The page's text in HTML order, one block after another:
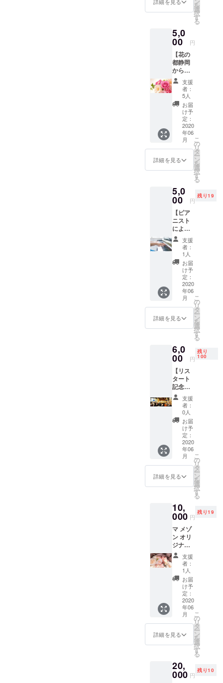
「スタジオ
診療カウン
セラーで専
任のヘアメ
イクアー
ティスト岡
本佳子が代
表のブライ
ダルエステ
「このはの
さくや」
静岡で音響
の仕事をし
てきた、音
大出身ピア
チーフウエ
ディングプ
ランナー「K
－affetto」
結婚式に欠
かせない装
花を担当す
るフラワー
ネーター
「ブルーイ
ンミッチェ
ル」
するのは、
日本屈指の
グランメゾ
ンで修業し
た目黒研一
料理長の
「シェ・モ
ンピエー
等の皆さん
と協力し
て、プロ
ジェクトを
推進してま
内容に
したが
い、ご
予約し
ていた
だける
システ
ムで
す。
MENU
乾杯
酒ワン
ドリン
ク付き
・ア
ミュー
ズ ・季
せ3～5
品 ・本
日のメ
イン料
理 ・パ
ン ・デ
セール
（お選
びいた
だける
盛り合
わせ）
・コー
ヒー 店
舗住所
静岡市
駿河区
駐車場
完備 ※
店舗ま
での交
通費は
ご負担
いただ
きま
す。
サービ
スが特
いてい
ます。
親しい
方とお
二人で
ゆった
りと、
「マ メ
ゾン」
シェフ
特製ラ
ンチを
お楽し
みくだ
さい。
※2020
年6月に
ケット
をお届
けしま
す。 こ
ちらの
チケッ
トは、
複数の
購入も
可能で
す。 チ
ケット
記載の
内容に
したが
い、ご
予約し
ムで
す。
MENU
乾杯
酒ワン
ドリン
ク付き
・ア
ミュー
ズ ・季
節の前
菜 盛
り合わ
せ3～5
イン料
理 ・パ
（お選
びいた
だける
盛り合
わせ）
・コー
ヒー 店
舗住所
静岡県
静岡市
駿河区
登呂2-
14-16
駐車場
完備 ※
での交
通費は
きま
す。
を
選
択
す
る
5,0
00 円
【花の
都静岡
から大
切な方
へ花束
を！】
お茶だ
けじゃ
ない！
実は静
岡県は
ガーベ
ラの生
産が全
国1位、
またバ
産も全
国2位で
す。そ
んな花
の都か
ら、
ガーベ
ラとバ
ラを束
ねた花
束をお
届けい
たしま
す。 希
望のお
日にち
にお届
おすそ
わけで
す♪ ※お
好きな
花の色
を備考
欄にご
記入く
ださ
い。
（希望
に添え
ない色
もござ
いま
す） ※
お届け
6月～12
月まで
のご希
お届け
しま
す。 ※
納品希
望日も
備考欄
にご記
入くだ
さい。
納品可
能期
2020年
6月～12
月
支援
者：
5人
お届
け予
定：
2020
年06
月
詳細を見る
こ
の
リ
タ
ー
ン
を
選
択
す
る
5,0
00 円
残り19
【ピア
ニスト
による
ピアノ
レッス
ン】 音
符が読
めなく
ても大
丈夫！
ピアノ
レッス
ン1名様
分。30
分×3回
（通常1
5,000
円） 子
育てを
終えて
時間に
余裕の
あるシ
ニアの
方も大
歓迎！
もちろ
んジュ
ニア～
年齢を
問いま
せん。
3回の
ンで、1
るよう
になり
ましょ
う。 ※
場所
は、マ
メゾン
のチャ
ペルで
す。
2020年
6月から
9月まで
の双方
の都合
を合わ
せた時
対応し
ます。
支援
者：
1人
お届
け予
定：
2020
年06
月
詳細を見る
こ
の
リ
タ
ー
ン
を
選
択
す
る
6,0
00 円
残り
100
【リス
タート
記念
パー
ティー
にご招
待】 マ
メゾン
で行わ
れる、
リス
タート
記念
パー
ティー
にご招
しま
す。 こ
の機会
に、マ
メゾン
を知っ
ていた
だき、
ウエ
ディン
グで提
供する
フラン
ス料理
とフ
リード
リンク
フェス
タイル
でご堪
支援
者：
0人
お届
け予
定：
2020
年06
月
詳細を見る
こ
の
リ
タ
ー
ン
を
選
択
す
る
10,
000 円
残り19
マ メゾ
ン オリ
ジナル
【プリ
ザーブ
ドフラ
ワー】
イギリ
スの国
家資格
を取得
したマ
メゾン
のフラ
ワー
アー
トが、
あなた
の希望
支援
者：
1人
お届
け予
定：
2020
年06
月
詳細を見る
こ
の
リ
タ
ー
ン
を
選
択
す
る
20,
000 円
残り10